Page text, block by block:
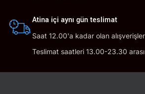
Atina içi aynı gün teslimat
Saat 12.00'a kadar olan
Teslimat saatleri 13.00-23.30 arası